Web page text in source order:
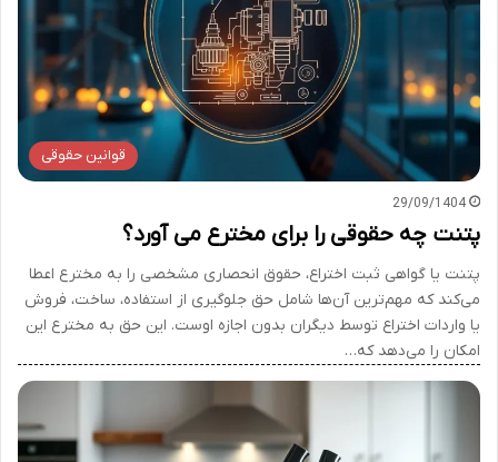
قوانین حقوقی
29/09/1404
پتنت چه حقوقی را برای مخترع می آورد؟
پتنت یا گواهی ثبت اختراع، حقوق انحصاری مشخصی را به مخترع اعطا
می‌کند که مهم‌ترین آن‌ها شامل حق جلوگیری از استفاده، ساخت، فروش
یا واردات اختراع توسط دیگران بدون اجازه اوست. این حق به مخترع این
امکان را می‌دهد که…